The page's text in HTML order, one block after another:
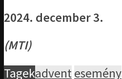
2024. december 3.
(MTI)
Tagekadventesemény